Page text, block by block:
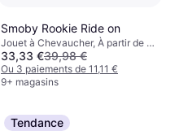
Smoby Rookie Ride on
Jouet à Chevaucher, À partir de 1
ans
33,33 €39,98 €
Ou 3 paiements de 11,11 €
9+ magasins
Tendance